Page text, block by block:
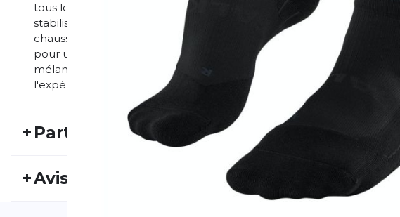
tous les terrains - le must pour tous les coureurs de trail. Dotées de
stabilisantes, d'un ajustement optimal et d'une technologie
chaussettes offrent un équilibre parfait entre soutien et
pour une combinaison optimale de protection, de confort et de
mélange de polyamide à séchage rapide, ces chaussettes dureront
l'expérience de la stabilité et du confort sur tous les terrains.
+ Particularités
FAL24FS10013 Numéro d'article
Genre:
Homme Type d'activité:
+Avis